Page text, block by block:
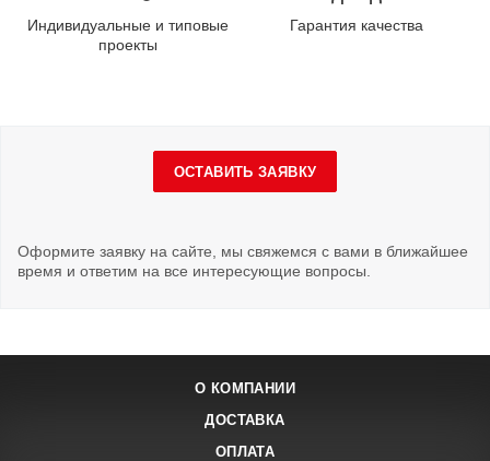
Индивидуальные и типовые
проекты
Гарантия качества
ОСТАВИТЬ ЗАЯВКУ
Оформите заявку на сайте, мы свяжемся с вами в ближайшее
время и ответим на все интересующие вопросы.
О КОМПАНИИ
ДОСТАВКА
ОПЛАТА